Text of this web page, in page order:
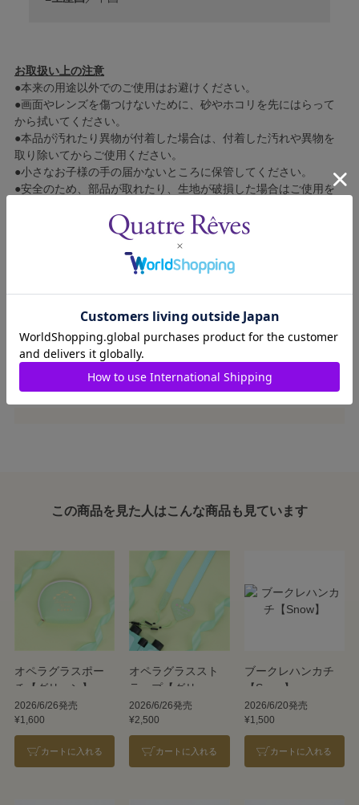
お取扱い上の注意
●本来の用途以外でのご使用はお避けください。
●画面やレンズを傷つけないために、砂やホコリを先にはらって
から拭いてください。
●本品が汚れたり異物が付着した場合は、付着した汚れや異物を
取り除いてからご使用ください。
●小さなお子様の手の届かないところに保管してください。
●安全のため、部品が取れたり、生地が破損した場合はご使用を
●水や汗などに濡れると、色落ちや色移りすることがありますの
でご注意ください。また、濡れたままでのご使用はおやめくださ
●湿気の多い場所や直射日光の当たる場所での保管はお避けくだ
さい。
●ご使用による破損・損傷及び消耗による部品の修理・交換はい
たしかねます。
この商品を見た人はこんな商品も見ています
オペラグラスポー
チ【グリーン】
2026/6/26発売
¥1,600
カートに入れる
オペラグラススト
ラップ【グリー
ン】
2026/6/26発売
¥2,500
カートに入れる
ブークレハンカチ
【Snow】
2026/6/20発売
¥1,500
カートに入れる